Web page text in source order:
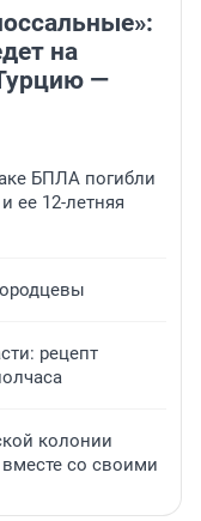
на
—
БПЛА погибли
ее 12-летняя
рецепт
колонии
со своими